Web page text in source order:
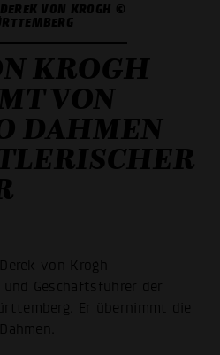
VON KROGH ©
KROGH
VON
DAHMEN
von Krogh
Geschäftsführer der
Er übernimmt die